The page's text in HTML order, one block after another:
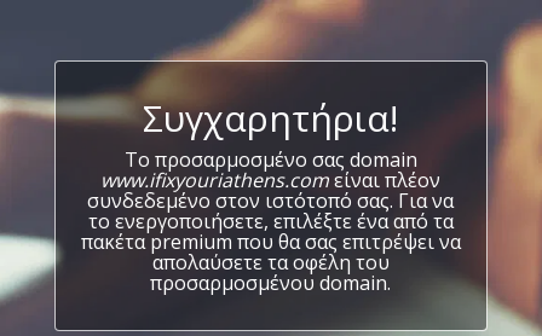
Συγχαρητήρια!
Το προσαρμοσμένο σας domain
www.ifixyouriathens.comείναι πλέον
συνδεδεμένο στον ιστότοπό σας. Για να
το ενεργοποιήσετε, επιλέξτε ένα από τα
πακέτα premium που θα σας επιτρέψει να
απολαύσετε τα οφέλη του
προσαρμοσμένου domain.